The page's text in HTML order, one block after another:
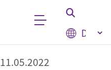
Select
11.05.2022